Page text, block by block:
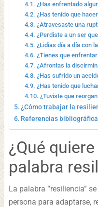
¿Has enfrentado
¿Has tenido que
¿Atravesaste una
¿Perdiste a un ser
¿Lidias día a día con
¿Tienes que
¿Afrontas la
¿Has sufrido un
¿Has tenido que
¿Tuviste que
¿Cómo trabajar la
Referencias
¿Qué
palabra
La palabra “resiliencia”
persona para adaptarse,